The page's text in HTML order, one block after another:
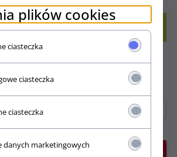
Produkt dostępny!
00 PLN
plików cookies
ciasteczka
ciasteczka
ciasteczka
danych marketingowych